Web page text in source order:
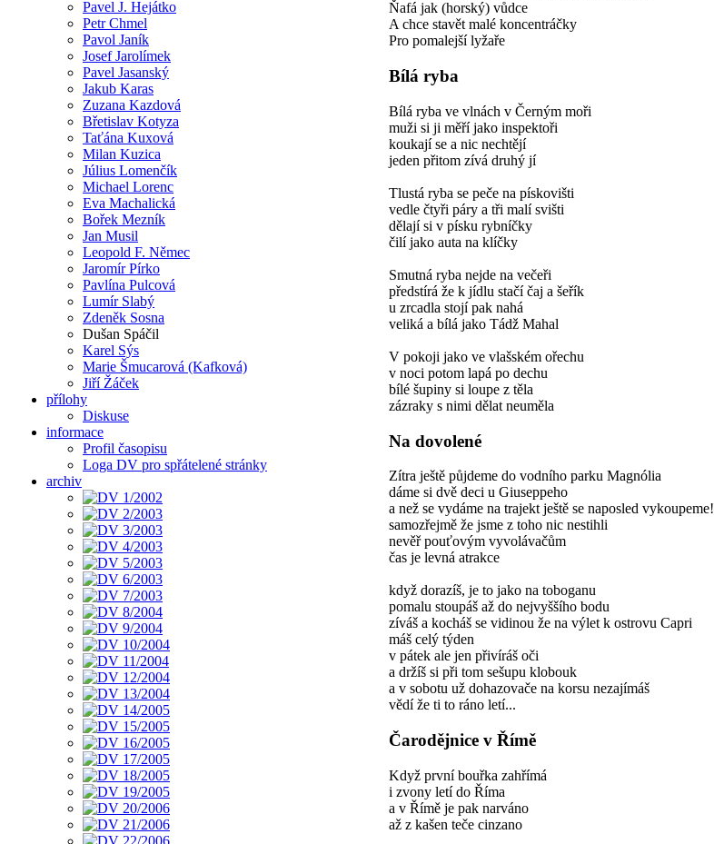
Pavel J. Hejátko
Petr Chmel
Pavol Janík
Josef Jarolímek
Pavel Jasanský
Jakub Karas
Zuzana Kazdová
Břetislav Kotyza
Taťána Kuxová
Milan Kuzica
Július Lomenčík
Michael Lorenc
Eva Machalická
Bořek Mezník
Jan Musil
Leopold F. Němec
Jaromír Pírko
Pavlína Pulcová
Lumír Slabý
Zdeněk Sosna
Dušan Spáčil
Karel Sýs
Marie Šmucarová (Kafková)
Jiří Žáček
přílohy
Diskuse
informace
Profil časopisu
Loga DV pro spřátelené stránky
archiv
Ňafá jak (horský) vůdce
A chce stavět malé koncentráčky
Pro pomalejší lyžaře
Bílá ryba
Bílá ryba ve vlnách v Černým moři
muži si ji měří jako inspektoři
koukají se a nic nechtějí
jeden přitom zívá druhý jí
Tlustá ryba se peče na pískovišti
vedle čtyři páry a tři malí svišti
dělají si v písku rybníčky
čilí jako auta na klíčky
Smutná ryba nejde na večeři
předstírá že k jídlu stačí čaj a šeřík
u zrcadla stojí pak nahá
veliká a bílá jako Tádž Mahal
V pokoji jako ve vlašském ořechu
v noci potom lapá po dechu
bílé šupiny si loupe z těla
zázraky s nimi dělat neuměla
Na dovolené
Zítra ještě půjdeme do vodního parku Magnólia
dáme si dvě deci u Giuseppeho
a než se vydáme na trajekt ještě se naposled vykoupeme!
samozřejmě že jsme z toho nic nestihli
nevěř pouťovým vyvolávačům
čas je levná atrakce
když dorazíš, je to jako na toboganu
pomalu stoupáš až do nejvyššího bodu
zíváš a kocháš se vidinou že na výlet k ostrovu Capri
máš celý týden
v pátek ale jen přivíráš oči
a držíš si při tom sešupu klobouk
a v sobotu už dohazovače na korsu nezajímáš
vědí že ti to ráno letí...
Čarodějnice v Římě
Když první bouřka zahřímá
i zvony letí do Říma
a v Římě je pak narváno
až z kašen teče cinzano